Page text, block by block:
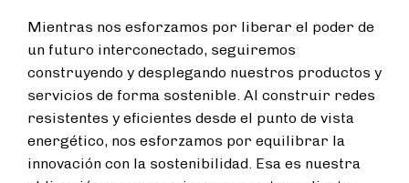
Mientras nos esforzamos por liberar el poder de
un futuro interconectado, seguiremos
construyendo y desplegando nuestros productos y
servicios de forma sostenible. Al construir redes
resistentes y eficientes desde el punto de vista
energético, nos esforzamos por equilibrar la
innovación con la sostenibilidad. Esa es nuestra